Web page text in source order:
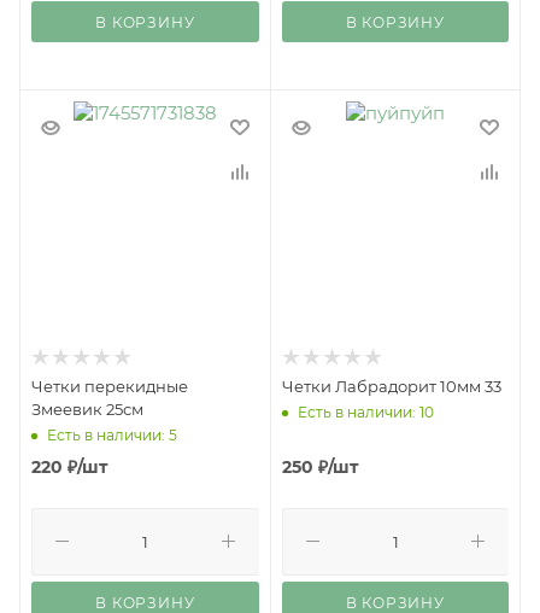
В КОРЗИНУ В КОРЗИНУ
Четки перекидные
Змеевик 25см
Есть в наличии: 5
220 ₽/шт
В КОРЗИНУ
Четки Лабрадорит 10мм 33
Есть в наличии: 10
250 ₽/шт
В КОРЗИНУ